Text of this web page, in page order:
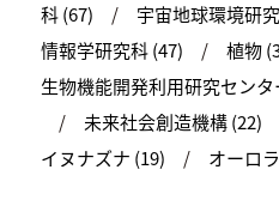
科 (67)
宇宙地球環境研
情報学研究科 (47)
植物
生物機能開発利用研究センタ
未来社会創造機構 (22)
イヌナズナ (19)
オーロ